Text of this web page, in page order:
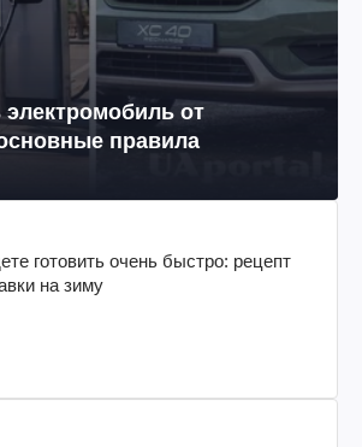
электромобиль от
правила
готовить очень быстро: рецепт
на зиму